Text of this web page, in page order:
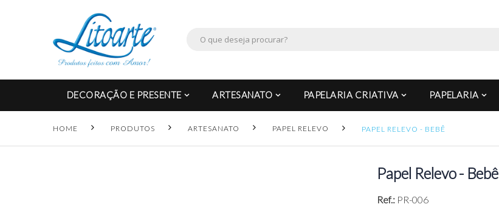
DECORAÇÃO E PRESENTE ARTESANATO PAPELARIA CRIATIVA PAPELARIA
HOME PRODUTOS ARTESANATO PAPEL RELEVO PAPEL RELEVO - BEBÊ
Papel Relevo - Bebê
Ref.: PR-006